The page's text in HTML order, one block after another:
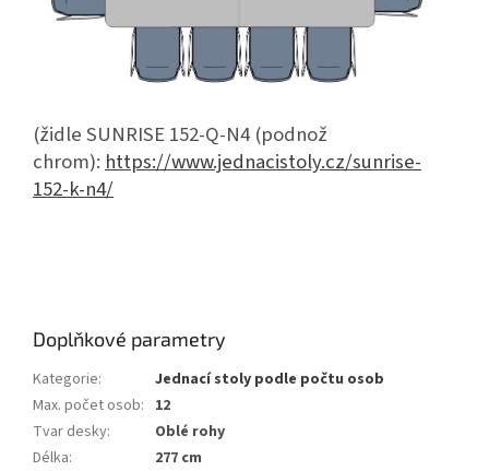
(židleSUNRISE 152-Q-N4 (podnož
chrom): https://www.jednacistoly.cz/sunrise-
152-k-n4/
Doplňkové parametry
Kategorie:
Jednací stoly podle počtu osob
Max. počet osob: 12
Tvar desky:
Oblé rohy
Délka:
277 cm